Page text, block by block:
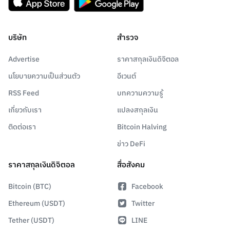
บริษัท
Advertise
นโยบายความเป็นส่วนตัว
RSS Feed
เกี่ยวกับเรา
ติดต่อเรา
สำรวจ
ราคาสกุลเงินดิจิตอล
อีเวนต์
บทความความรู้
แปลงสกุลเงิน
Bitcoin Halving
ข่าว DeFi
ราคาสกุลเงินดิจิตอล
Bitcoin (BTC)
Ethereum (USDT)
Tether (USDT)
สื่อสังคม
Facebook
Twitter
LINE